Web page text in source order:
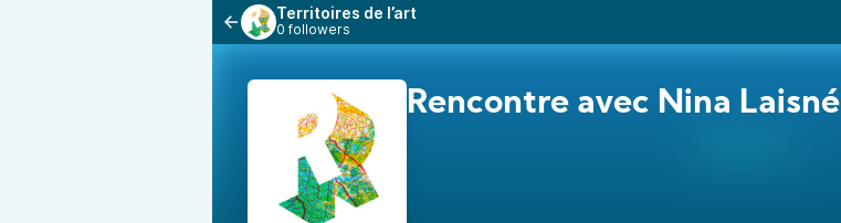
Territoires de l’art
0 followers
Rencontre avec Nina Laisné